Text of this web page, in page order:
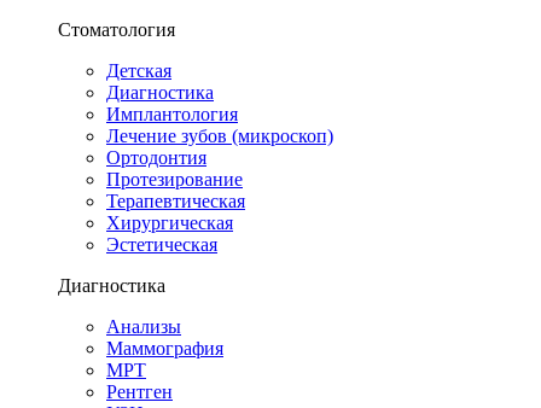
Стоматология
Детская
Диагностика
Имплантология
Лечение зубов (микроскоп)
Ортодонтия
Протезирование
Терапевтическая
Хирургическая
Эстетическая
Диагностика
Анализы
Маммография
МРТ
Рентген